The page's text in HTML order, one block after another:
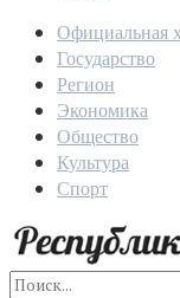
Официальная
Государство
Регион
Экономика
Общество
Культура
Спорт